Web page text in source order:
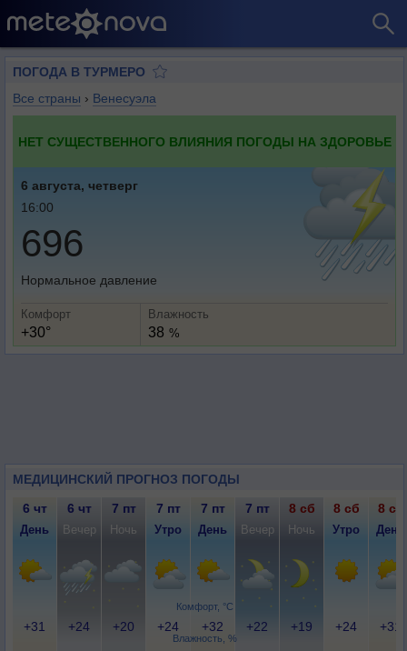
ПОГОДА В ТУРМЕРО
Все страны › Венесуэла
НЕТ СУЩЕСТВЕННОГО ВЛИЯНИЯ ПОГОДЫ НА ЗДОРОВЬЕ
6 августа, четверг
16:00
696
Нормальное давление
Комфорт
+30°
Влажность
38 %
МЕДИЦИНСКИЙ ПРОГНОЗ ПОГОДЫ
Комфорт, °C
Влажность, %
6 чт 6 чт 7 пт 7 пт 7 пт 7 пт 8 сб 8 сб 8 сб
День Вечер Ночь Утро День Вечер Ночь Утро День
+31 +24 +20 +24 +32 +22 +19 +24 +31